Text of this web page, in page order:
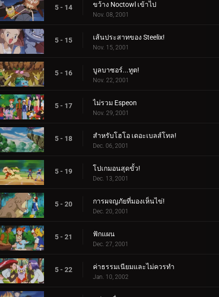
5 - 14 ขว้าง Noctowl เข้าไป
Nov. 08, 2001
5 - 15 เส้นประสาทของ Steelix!
Nov. 15, 2001
5 - 16 บูลบาซอร์...ทูต!
Nov. 22, 2001
5 - 17 ไม่รวม Espeon
Nov. 29, 2001
5 - 18 สำหรับโฮโอ เดอะเบลส์โทล!
Dec. 06, 2001
5 - 19 โปเกมอนสุดขั้ว!
Dec. 13, 2001
5 - 20 การผจญภัยที่มองเห็นไข่!
Dec. 20, 2001
5 - 21 ฟักแผน
Dec. 27, 2001
5 - 22 ค่าธรรมเนียมและไม่ควรทำ
Jan. 10, 2002